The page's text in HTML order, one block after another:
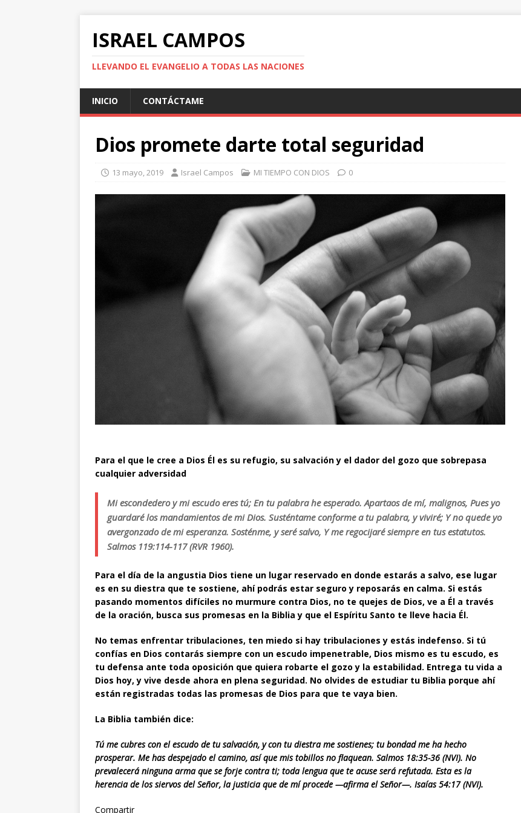
ISRAEL CAMPOS
LLEVANDO EL EVANGELIO A TODAS LAS NACIONES
INICIO CONTÁCTAME
Dios promete darte total seguridad
13 mayo, 2019 Israel Campos MI TIEMPO CON DIOS 0
Para el que le cree a Dios Él es su refugio, su salvación y el dador del gozo que sobrepasa
cualquier adversidad
Mi escondedero y mi escudo eres tú; En tu palabra he esperado. Apartaos de mí, malignos, Pues yo
guardaré los mandamientos de mi Dios. Susténtame conforme a tu palabra, y viviré; Y no quede yo
avergonzado de mi esperanza. Sosténme, y seré salvo, Y me regocijaré siempre en tus estatutos.
Salmos 119:114-117 (RVR 1960).
Para el día de la angustia Dios tiene un lugar reservado en donde estarás a salvo, ese lugar
es en su diestra que te sostiene, ahí podrás estar seguro y reposarás en calma. Si estás
pasando momentos difíciles no murmure contra Dios, no te quejes de Dios, ve a Él a través
de la oración, busca sus promesas en la Biblia y que el Espíritu Santo te lleve hacia Él.
No temas enfrentar tribulaciones, ten miedo si hay tribulaciones y estás indefenso. Si tú
confías en Dios contarás siempre con un escudo impenetrable, Dios mismo es tu escudo, es
tu defensa ante toda oposición que quiera robarte el gozo y la estabilidad. Entrega tu vida a
Dios hoy, y vive desde ahora en plena seguridad. No olvides de estudiar tu Biblia porque ahí
están registradas todas las promesas de Dios para que te vaya bien.
La Biblia también dice:
Tú me cubres con el escudo de tu salvación, y con tu diestra me sostienes; tu bondad me ha hecho
prosperar. Me has despejado el camino, así que mis tobillos no flaquean. Salmos 18:35-36 (NVI). No
prevalecerá ninguna arma que se forje contra ti; toda lengua que te acuse será refutada. Esta es la
herencia de los siervos del Señor, la justicia que de mí procede —afirma el Señor—. Isaías 54:17 (NVI).
Compartir